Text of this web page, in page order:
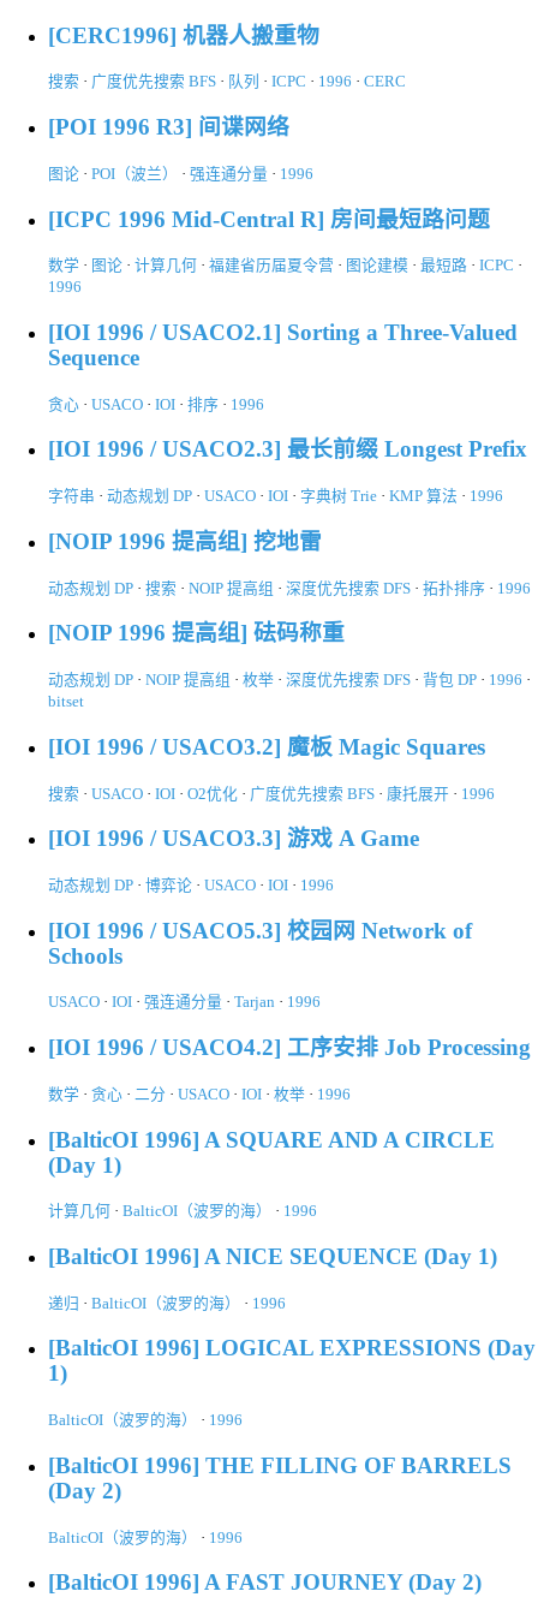
[CERC1996] 机器人搬重物
搜索 · 广度优先搜索 BFS · 队列 · ICPC · 1996 · CERC
[POI 1996 R3] 间谍网络
图论 · POI（波兰） · 强连通分量 · 1996
[ICPC 1996 Mid-Central R] 房间最短路问题
数学 · 图论 · 计算几何 · 福建省历届夏令营 · 图论建模 · 最短路 · ICPC ·
1996
[IOI 1996 / USACO2.1] Sorting a Three-Valued
Sequence
贪心 · USACO · IOI · 排序 · 1996
[IOI 1996 / USACO2.3] 最长前缀 Longest Prefix
字符串 · 动态规划 DP · USACO · IOI · 字典树 Trie · KMP 算法 · 1996
[NOIP 1996 提高组] 挖地雷
动态规划 DP · 搜索 · NOIP 提高组 · 深度优先搜索 DFS · 拓扑排序 · 1996
[NOIP 1996 提高组] 砝码称重
动态规划 DP · NOIP 提高组 · 枚举 · 深度优先搜索 DFS · 背包 DP · 1996 ·
bitset
[IOI 1996 / USACO3.2] 魔板 Magic Squares
搜索 · USACO · IOI · O2优化 · 广度优先搜索 BFS · 康托展开 · 1996
[IOI 1996 / USACO3.3] 游戏 A Game
动态规划 DP · 博弈论 · USACO · IOI · 1996
[IOI 1996 / USACO5.3] 校园网 Network of
Schools
USACO · IOI · 强连通分量 · Tarjan · 1996
[IOI 1996 / USACO4.2] 工序安排 Job Processing
数学 · 贪心 · 二分 · USACO · IOI · 枚举 · 1996
[BalticOI 1996] A SQUARE AND A CIRCLE
(Day 1)
计算几何 · BalticOI（波罗的海） · 1996
[BalticOI 1996] A NICE SEQUENCE (Day 1)
递归 · BalticOI（波罗的海） · 1996
[BalticOI 1996] LOGICAL EXPRESSIONS (Day
1)
BalticOI（波罗的海） · 1996
[BalticOI 1996] THE FILLING OF BARRELS
(Day 2)
BalticOI（波罗的海） · 1996
[BalticOI 1996] A FAST JOURNEY (Day 2)